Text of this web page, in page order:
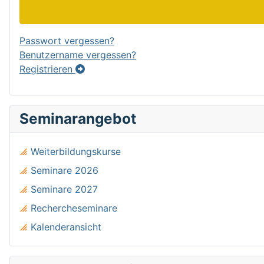
Passwort vergessen?
Benutzername vergessen?
Registrieren
Seminarangebot
Weiterbildungskurse
Seminare 2026
Seminare 2027
Rechercheseminare
Kalenderansicht